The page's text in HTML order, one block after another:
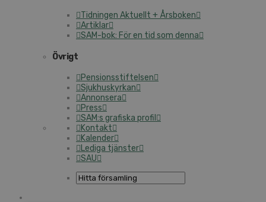
Tidningen Aktuellt + Årsboken
Artiklar
SAM-bok: För en tid som denna
Övrigt
Pensionsstiftelsen
Sjukhuskyrkan
Annonsera
Press
SAM:s grafiska profil
Kontakt
Kalender
Lediga tjänster
SAU